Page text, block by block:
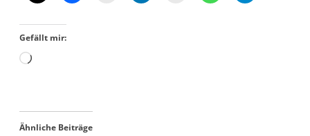
Gefällt mir:
Ähnliche Beiträge